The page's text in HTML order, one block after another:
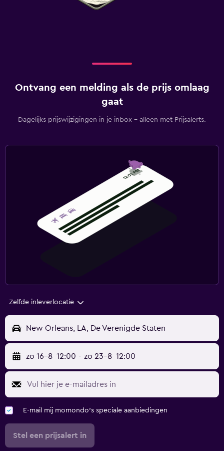
Ontvang een melding als de prijs omlaag
gaat
Dagelijks prijswijzigingen in je inbox - alleen met Prijsalerts.
Zelfde inleverlocatie
New Orleans, LA, De Verenigde Staten
zo 16-8 12:00 - zo 23-8 12:00
E-mail mij momondo's speciale aanbiedingen
Stel een prijsalert in